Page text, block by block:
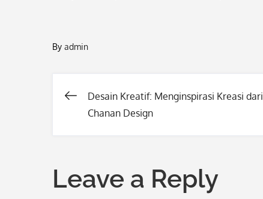
By admin
Post
Desain Kreatif: Menginspirasi Kreasi dari
Chanan Design
Leave a Reply